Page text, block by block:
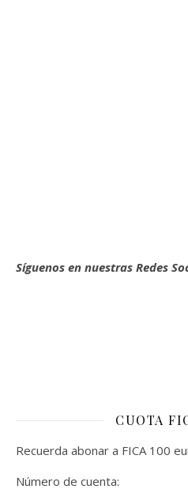
Síguenos en nuestras Redes
CUOTA
Recuerda abonar a FICA 100
Número de cuenta: